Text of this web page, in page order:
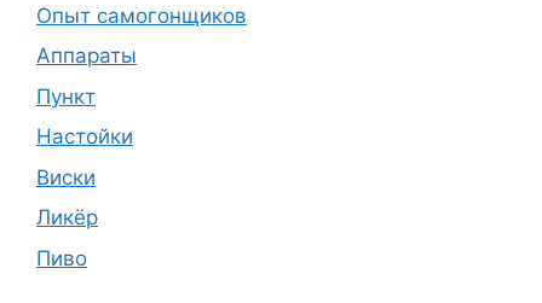
Опыт самогонщиков
Аппараты
Пункт
Настойки
Виски
Ликёр
Пиво